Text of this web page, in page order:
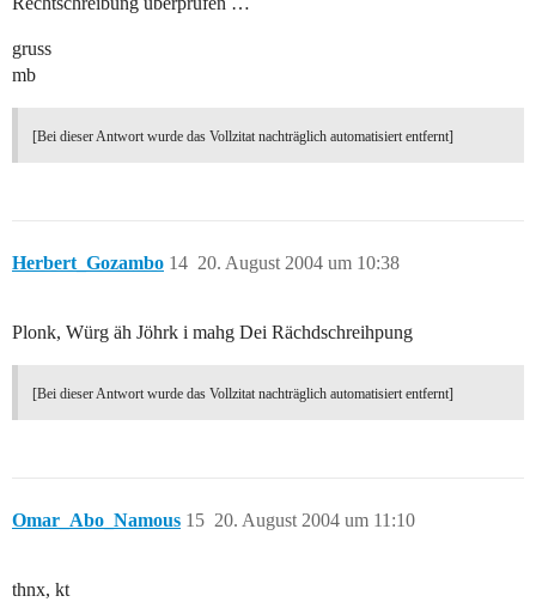
gruss
mb
[Bei dieser Antwort wurde das Vollzitat nachträglich automatisiert entfernt]
Herbert_Gozambo 20. August 2004 um 10:38
14
Plonk, Würg äh Jöhrk i mahg Dei Rächdschreihpung
[Bei dieser Antwort wurde das Vollzitat nachträglich automatisiert entfernt]
Omar_Abo_Namous 20. August 2004 um 11:10
15
thnx, kt